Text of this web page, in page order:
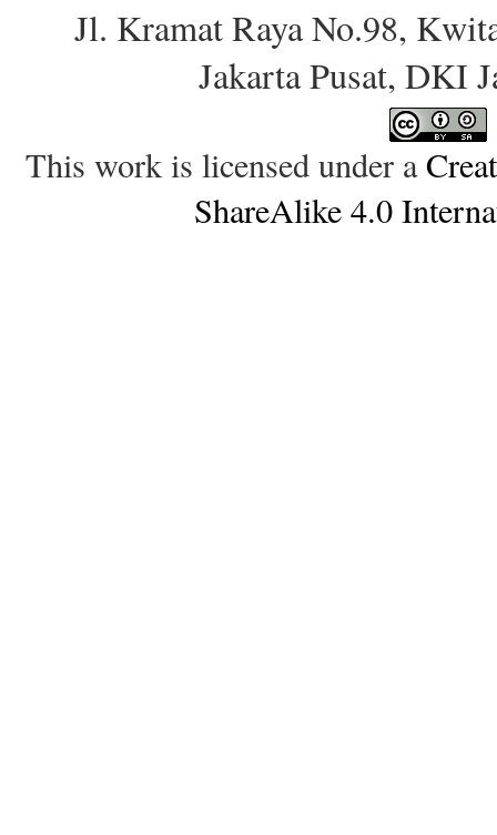
Jl. Kramat Raya No.98,
Jakarta Pusat, DKI
This work is licensed under a
ShareAlike 4.0